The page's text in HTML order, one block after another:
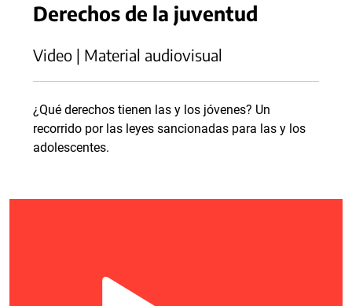
Derechos de la juventud
Video | Material audiovisual
¿Qué derechos tienen las y los jóvenes? Un
recorrido por las leyes sancionadas para las y los
adolescentes.